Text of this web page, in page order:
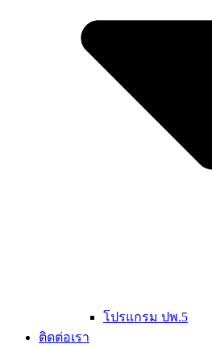
โปรแกรม ปพ.5
ติดต่อเรา